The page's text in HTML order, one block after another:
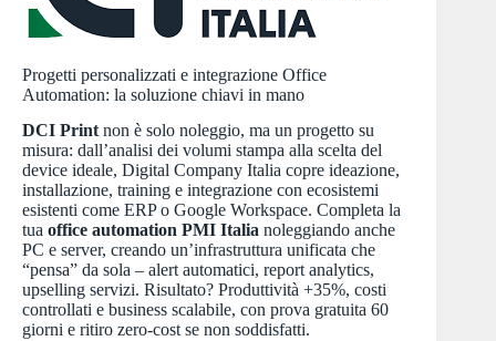
Progetti personalizzati e integrazione Office
Automation: la soluzione chiavi in mano
DCI Printnon è solo noleggio, ma un progetto su
misura: dall’analisi dei volumi stampa alla scelta del
device ideale, Digital Company Italia copre ideazione,
installazione, training e integrazione con ecosistemi
esistenti come ERP o Google Workspace. Completa la
tua office automation PMI Italia noleggiando anche
PC e server, creando un’infrastruttura unificata che
“pensa” da sola – alert automatici, report analytics,
upselling servizi. Risultato? Produttività +35%, costi
controllati e business scalabile, con prova gratuita 60
giorni e ritiro zero-cost se non soddisfatti.​